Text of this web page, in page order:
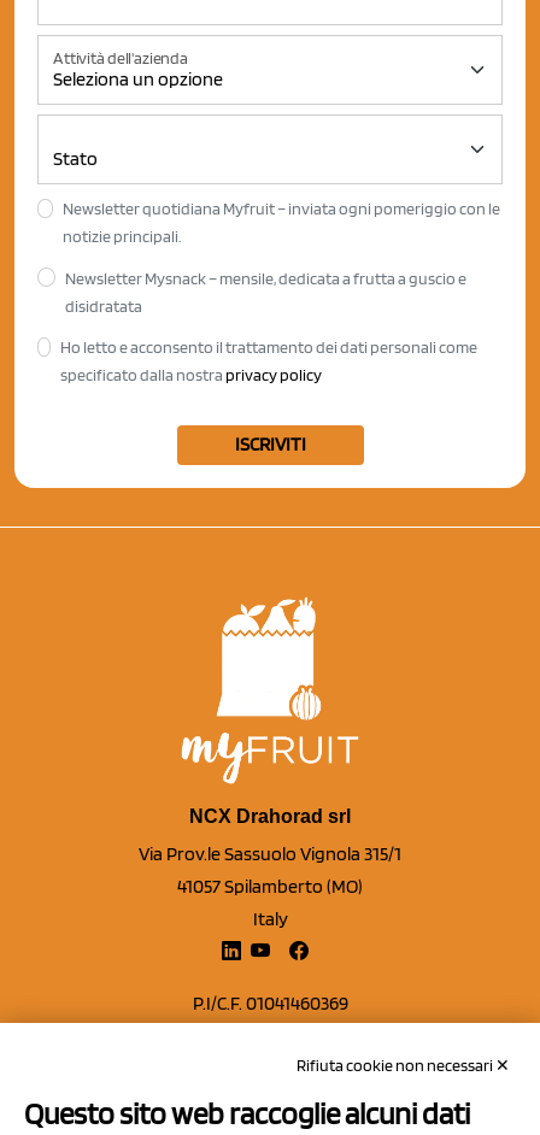
Attività dell'azienda
Newsletter quotidiana Myfruit – inviata ogni pomeriggio con le
notizie principali.
Newsletter Mysnack – mensile, dedicata a frutta a guscio e
disidratata
Ho letto e acconsento il trattamento dei dati personali come
specificato dalla nostra privacy policy
ISCRIVITI
NCX Drahorad srl
Via Prov.le Sassuolo Vignola 315/1
41057 Spilamberto (MO)
Italy
P.I/C.F. 01041460369
Capitale sociale Euro 50.000,00 i.v.Rifiuta cookie non necessari ✕
Questo sito web raccoglie alcuni dati